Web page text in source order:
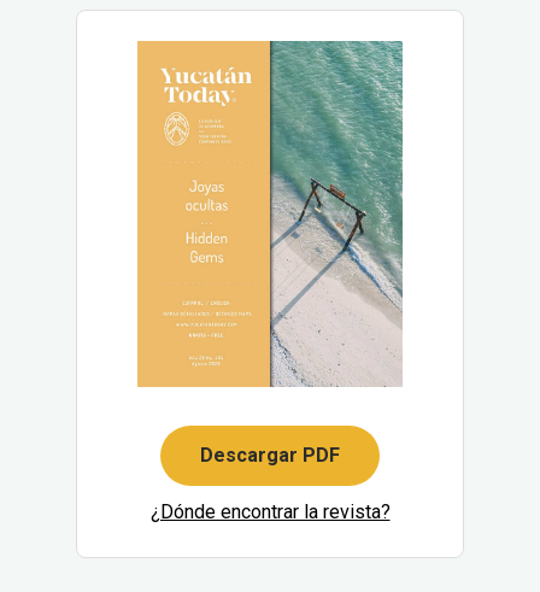
Descargar PDF
¿Dónde encontrar la revista?